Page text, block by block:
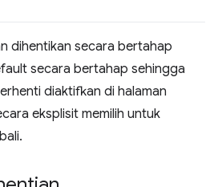
dihentikan secara bertahap
secara bertahap sehingga
diaktifkan di halaman
eksplisit memilih untuk